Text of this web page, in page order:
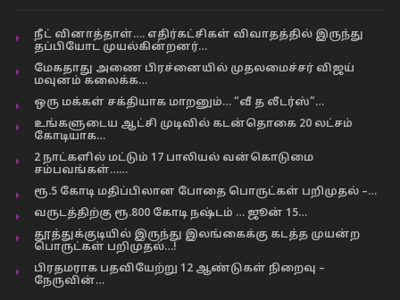
நீட் வினாத்தாள்…. எதிர்கட்சிகள் விவாதத்தில் இருந்து
தப்பியோட முயல்கின்றனர்…
மேகதாது அணை பிரச்னையில் முதலமைச்சர் விஜய்
மவுனம் கலைக்க…
ஒரு மக்கள் சக்தியாக மாறனும்… “வீ த லீடர்ஸ்”…
உங்களுடைய ஆட்சி முடிவில் கடன்தொகை 20 லட்சம்
கோடியாக…
2 நாட்களில் மட்டும் 17 பாலியல் வன்கொடுமை
சம்பவங்கள்……
ரூ.5 கோடி மதிப்பிலான போதை பொருட்கள் பறிமுதல் –…
வருடத்திற்கு ரூ.800 கோடி நஷ்டம் … ஜூன் 15…
தூத்துக்குடியில் இருந்து இலங்கைக்கு கடத்த முயன்ற
பொருட்கள் பறிமுதல்…!
பிரதமராக பதவியேற்று 12 ஆண்டுகள் நிறைவு –
நேருவின்…